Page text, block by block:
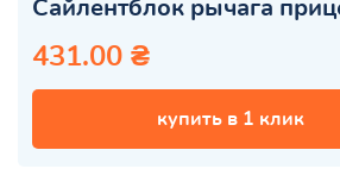
Сайлентблок рычага
431.00 ₴
купить в 1 клик